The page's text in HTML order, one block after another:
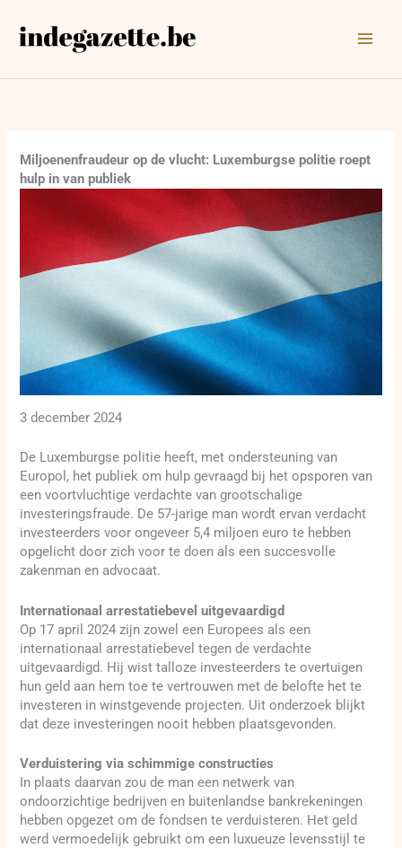
naar
Miljoenenfraudeur op de vlucht: Luxemburgse politie roept
hulp in van publiek
3 december 2024
De Luxemburgse politie heeft, met ondersteuning van
Europol, het publiek om hulp gevraagd bij het opsporen van
een voortvluchtige verdachte van grootschalige
investeringsfraude. De 57-jarige man wordt ervan verdacht
investeerders voor ongeveer 5,4 miljoen euro te hebben
opgelicht door zich voor te doen als een succesvolle
zakenman en advocaat.
Internationaal arrestatiebevel uitgevaardigd
Op 17 april 2024 zijn zowel een Europees als een
internationaal arrestatiebevel tegen de verdachte
uitgevaardigd. Hij wist talloze investeerders te overtuigen
hun geld aan hem toe te vertrouwen met de belofte het te
investeren in winstgevende projecten. Uit onderzoek blijkt
dat deze investeringen nooit hebben plaatsgevonden.
Verduistering via schimmige constructies
In plaats daarvan zou de man een netwerk van
ondoorzichtige bedrijven en buitenlandse bankrekeningen
hebben opgezet om de fondsen te verduisteren. Het geld
werd vermoedelijk gebruikt om een luxueuze levensstijl te